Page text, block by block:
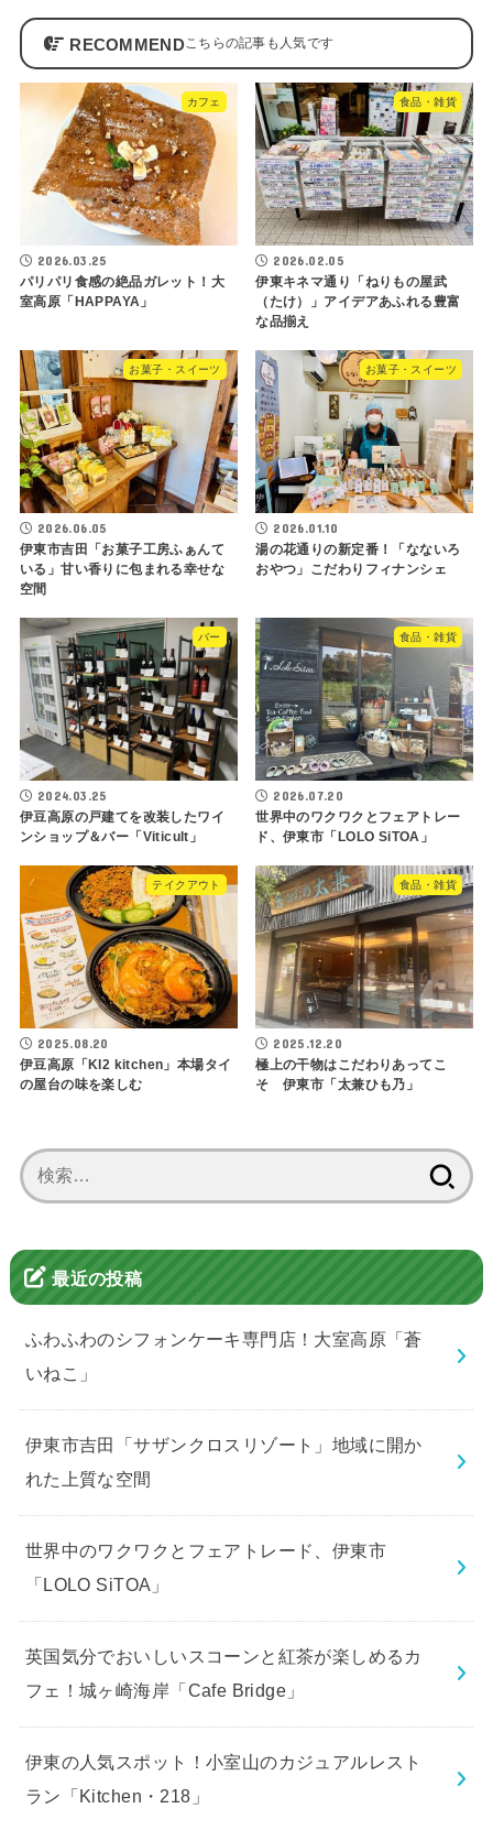
RECOMMEND
カフェ
2026.03.25
パリパリ食感の絶品ガレット！大
室高原「HAPPAYA」
食品・雑貨
2026.02.05
伊東キネマ通り「ねりもの屋武
（たけ）」アイデアあふれる豊富
な品揃え
お菓子・スイーツ
2026.06.05
伊東市吉田「お菓子工房ふぁんて
いる」甘い香りに包まれる幸せな
空間
お菓子・スイーツ
2026.01.10
湯の花通りの新定番！「なないろ
おやつ」こだわりフィナンシェ
バー
2024.03.25
伊豆高原の戸建てを改装したワイ
ンショップ＆バー「Viticult」
食品・雑貨
2026.07.20
世界中のワクワクとフェアトレー
ド、伊東市「LOLO SiTOA」
テイクアウト
2025.08.20
伊豆高原「KI2 kitchen」本場タイ
の屋台の味を楽しむ
食品・雑貨
2025.12.20
極上の干物はこだわりあってこ
そ 伊東市「太兼ひも乃」
索:
最近の投稿
ふわふわのシフォンケーキ専門店！大室高原「蒼
いねこ」
伊東市吉田「サザンクロスリゾート」地域に開か
れた上質な空間
世界中のワクワクとフェアトレード、伊東市
「LOLO SiTOA」
英国気分でおいしいスコーンと紅茶が楽しめるカ
フェ！城ヶ崎海岸「Cafe Bridge」
伊東の人気スポット！小室山のカジュアルレスト
ラン「Kitchen・218」